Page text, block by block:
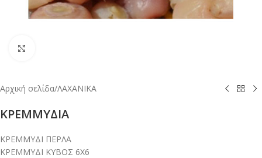
Αρχική σελίδα/ΛΑΧΑΝΙΚΑ
ΚΡΕΜΜΥΔΙΑ
ΚΡΕΜΜΥΔΙ ΠΕΡΛΑ
ΚΡΕΜΜΥΔΙ ΚΥΒΟΣ 6Χ6